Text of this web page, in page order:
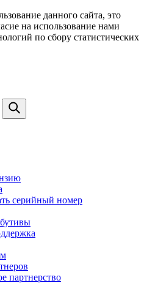
данного сайта, это
на использование нами
по сбору статистических
серийный номер
партнерство